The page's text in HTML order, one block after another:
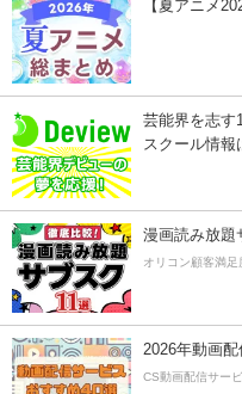
【夏アニメ
芸能界を志す
スクール情報
漫画読み放題
オリコン顧客満
2026年動画配
CS動画配信サー